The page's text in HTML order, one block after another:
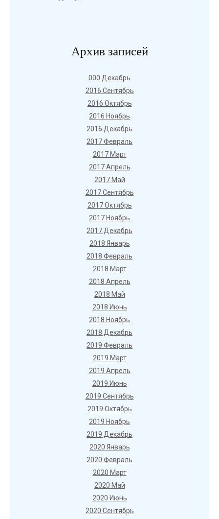
Архив записей
000 Декабрь
2016 Сентябрь
2016 Октябрь
2016 Ноябрь
2016 Декабрь
2017 Февраль
2017 Март
2017 Апрель
2017 Май
2017 Сентябрь
2017 Октябрь
2017 Ноябрь
2017 Декабрь
2018 Январь
2018 Февраль
2018 Март
2018 Апрель
2018 Май
2018 Июнь
2018 Ноябрь
2018 Декабрь
2019 Февраль
2019 Март
2019 Апрель
2019 Июнь
2019 Сентябрь
2019 Октябрь
2019 Ноябрь
2019 Декабрь
2020 Январь
2020 Февраль
2020 Март
2020 Май
2020 Июнь
2020 Сентябрь